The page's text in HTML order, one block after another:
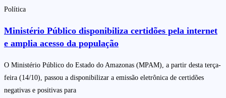
Política
Ministério Público disponibiliza certidões pela internet
e amplia acesso da população
O Ministério Público do Estado do Amazonas (MPAM), a partir desta terça-
feira (14/10), passou a disponibilizar a emissão eletrônica de certidões
negativas e positivas para